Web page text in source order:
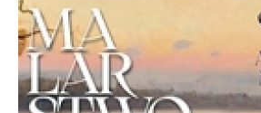
Tarnowskiej